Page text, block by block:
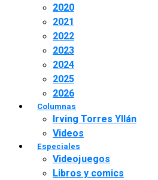
2020
2021
2022
2023
2024
2025
2026
Columnas
Irving Torres Yllán
Videos
Especiales
Videojuegos
Libros y comics